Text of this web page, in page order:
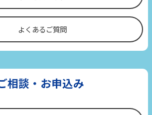
よくあるご質問
相談・お申込み